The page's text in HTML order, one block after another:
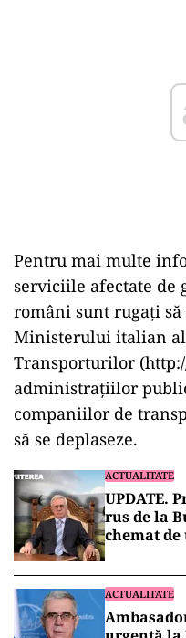
Pentru mai multe
serviciile afectate de
români sunt rugaţi
Ministerului italian
Transporturilor
administraţiilor
companiilor de
să se deplaseze.
ACTUALITATE
UPDATE.
rus de la
chemat
ACTUALITATE